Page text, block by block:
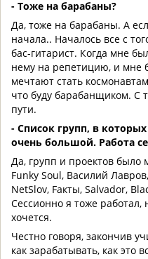
- Тоже на барабаны?
Да, тоже на барабаны. А
начала.. Началось все с
бас-гитарист. Когда мне
нему на репетицию, и мне
мечтают стать
что буду барабанщиком. С
пути.
- Список групп, в
очень большой. Работа
Да, групп и проектов было
Funky Soul, Василий
NetSlov, Fакты, Salvador,
Сессионно я тоже работал,
хочется.
Честно говоря, закончив
как зарабатывать, как это